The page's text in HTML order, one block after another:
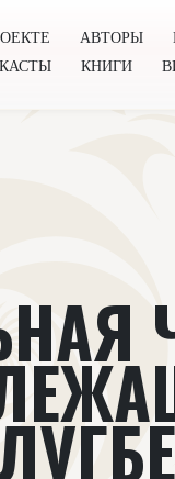
АВТОРЫ
КНИГИ